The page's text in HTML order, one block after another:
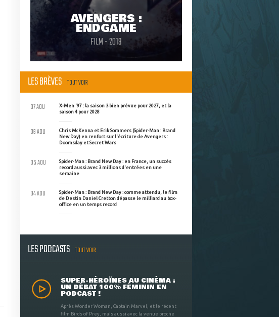
AVENGERS :
ENDGAME
FILM - 2019
LES BRÈVES TOUT VOIR
X-Men '97 : la saison 3 bien prévue pour 2027, et la
saison 4 pour 2028
07 AOU
Chris McKenna et Erik Sommers (Spider-Man : Brand
New Day) en renfort sur l'écriture de Avengers :
Doomsday et Secret Wars
06 AOU
Spider-Man : Brand New Day : en France, un succès
record aussi avec 3 millions d'entrées en une
semaine
05 AOU
Spider-Man : Brand New Day : comme attendu, le film
de Destin Daniel Cretton dépasse le milliard au box-
office en un temps record
04 AOU
LES PODCASTS TOUT VOIR
SUPER-HÉROÏNES AU CINÉMA :
UN DÉBAT 100% FÉMININ EN
PODCAST !
Après Wonder Woman, Captain Marvel, et le récent
film Birds of Prey, mais aussi avec la venue proche